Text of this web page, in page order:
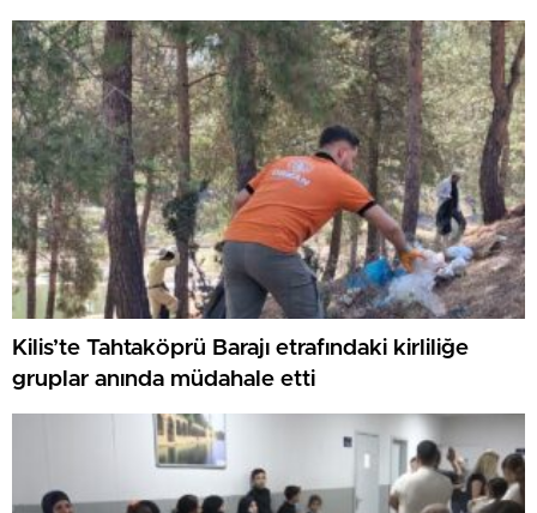
Kilis’te Tahtaköprü Barajı etrafındaki kirliliğe
gruplar anında müdahale etti